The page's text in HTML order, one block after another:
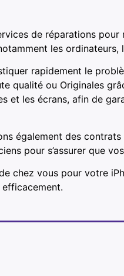
de réparations
les
rapidement le
qualité ou Originales
et les écrans, afin de
également des
pour s’assurer que
chez vous pour votre